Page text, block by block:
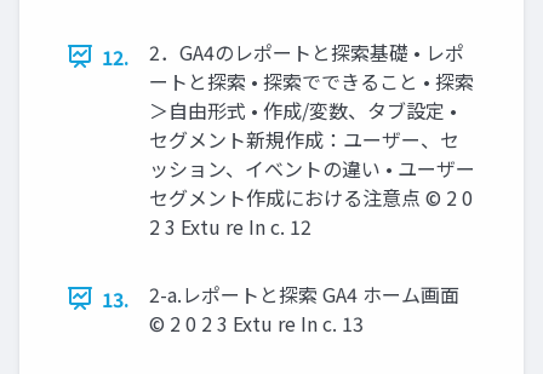
12.
2．GA4のレポートと探索基礎 • レポ
ートと探索 • 探索でできること • 探索
＞自由形式 • 作成/変数、タブ設定 •
セグメント新規作成：ユーザー、セ
ッション、イベントの違い • ユーザー
セグメント作成における注意点 © 2 0
2 3 Extu re In c. 12
13.
2-a.レポートと探索 GA4 ホーム画面
© 2 0 2 3 Extu re In c. 13